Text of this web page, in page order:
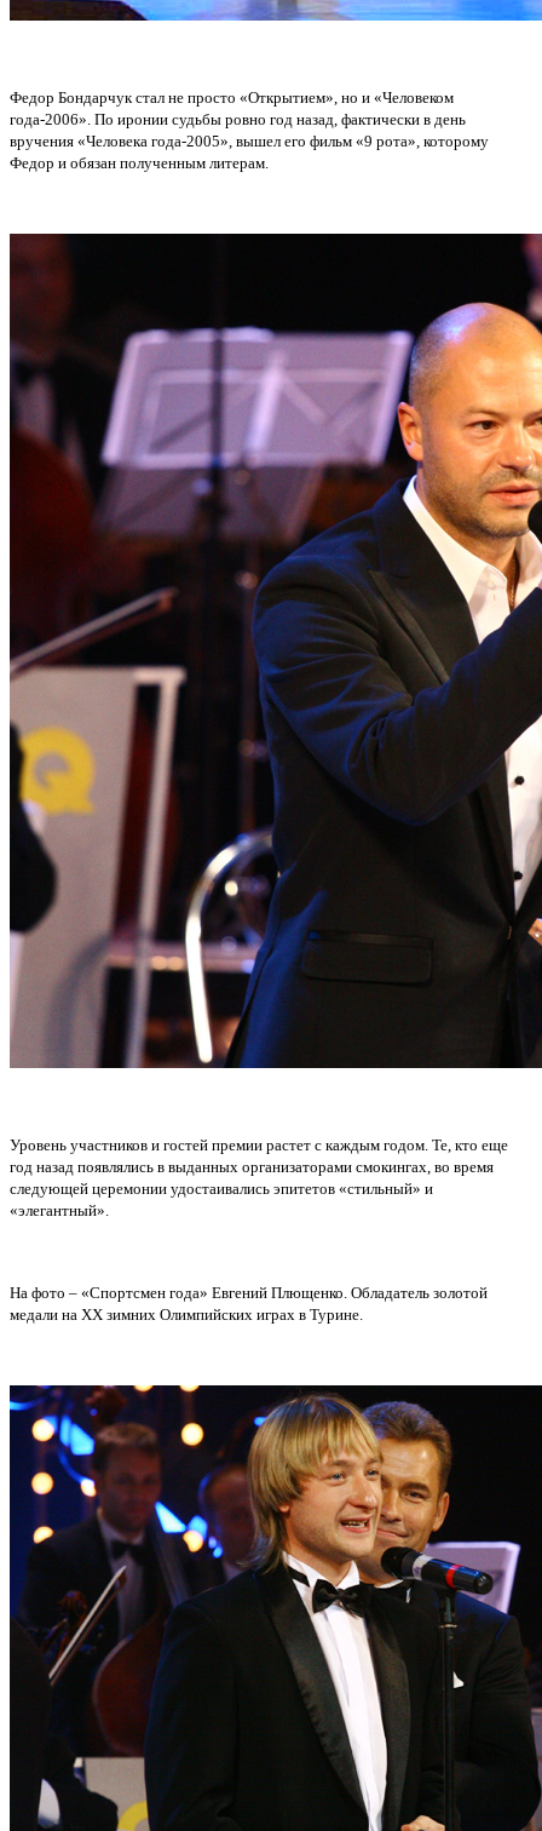
Федор Бондарчук стал не просто «Открытием», но и «Человеком
года-2006». По иронии судьбы ровно год назад, фактически в день
вручения «Человека года-2005», вышел его фильм «9 рота», которому
Федор и обязан полученным литерам.
Уровень участников и гостей премии растет с каждым годом. Те, кто еще
год назад появлялись в выданных организаторами смокингах, во время
следующей церемонии удостаивались эпитетов «стильный» и
«элегантный».
На фото – «Спортсмен года» Евгений Плющенко. Обладатель золотой
медали на XX зимних Олимпийских играх в Турине.